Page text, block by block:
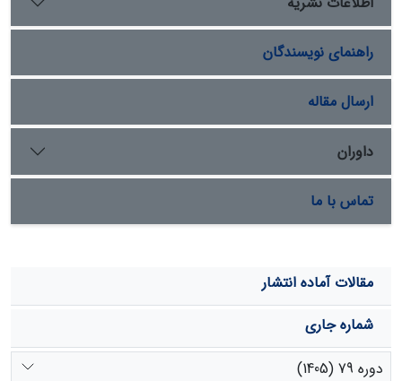
سرب از mg/kg290 فراتر می­رود که بیش از حد مجاز است.
بعلاوه اختلاف میزان سرب در سطح و عمق، نشانگر آن است
که آلودگی، عمدتاً نتیجه فعالیت انسان بوده و با افزایش
فاصله از معدن میزان آلودگی کاسته می­شود و بیشترین انتشار
در حاشیه مسیل اصلی حوزه می­باشد.
راهنمای نویسندگان
ارسال مقاله
داوران
تماس با ما
مقالات آماده انتشار
شماره جاری
دوره 79 (1405)